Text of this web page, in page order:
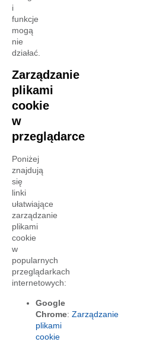
i
funkcje
mogą
nie
działać.
Zarządzanie
plikami
cookie
w
przeglądarce
Poniżej
znajdują
się
linki
ułatwiające
zarządzanie
plikami
cookie
w
popularnych
przeglądarkach
internetowych:
Google
Chrome: Zarządzanie
plikami
cookie